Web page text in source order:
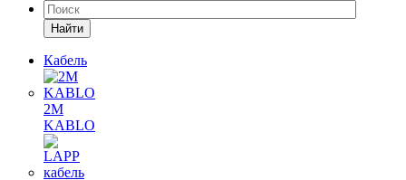
Найти
Кабель
2M
KABLO